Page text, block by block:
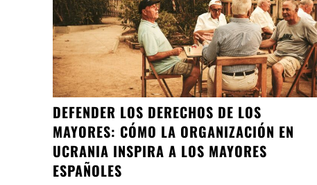
DEFENDER LOS DERECHOS DE LOS
MAYORES: CÓMO LA ORGANIZACIÓN EN
UCRANIA INSPIRA A LOS MAYORES
ESPAÑOLES